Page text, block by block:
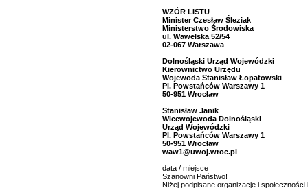
WZÓR LISTU
Minister Czesław Śleziak
Ministerstwo Środowiska
ul. Wawelska 52/54
02-067 Warszawa
Dolnośląski Urząd Wojewódzki
Kierownictwo Urzędu
Wojewoda Stanisław Łopatowski
Pl. Powstańców Warszawy 1
50-951 Wrocław
Stanisław Janik
Wicewojewoda Dolnośląski
Urząd Wojewódzki
Pl. Powstańców Warszawy 1
50-951 Wrocław
waw1@uwoj.wroc.pl
data / miejsce
Szanowni Państwo!
Niżej podpisane organizacje i